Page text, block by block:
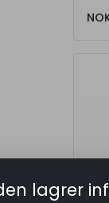
lagrer